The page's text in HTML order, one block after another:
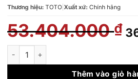
Thương hiệu: TOTO Xuất xứ: Chính hãng
53.404.000₫
Combo thiết bị phòng tắm Kidohomes
Thêm vào giỏ